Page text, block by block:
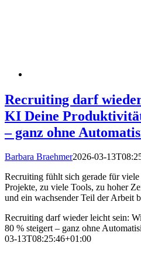
Recruiting darf
KI Deine
– ganz ohne
Barbara Braehmer2026-03-
Recruiting fühlt sich gerade für
Projekte, zu viele Tools, zu hoher
und ein wachsender Teil der Arbeit
Recruiting darf wieder leicht sein:
80 % steigert – ganz ohne
03-13T08:25:46+01:00